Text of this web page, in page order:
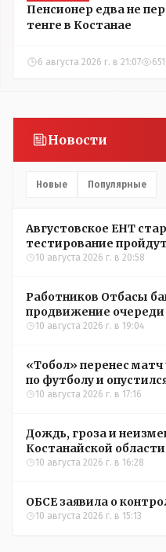
Пенсионер едва не
тенге в Костанае
6 августа 2026 г. в 21:07 651
Новости
Новые Популярные
Августовское ЕНТ
тестирование
10 августа 2026 г. в 20:58
Работников Отбасы
продвижение
документов
10 августа 2026 г. в 19:04
«Тобол» перенес
по футболу и
турнирной таблице
10 августа 2026 г. в 17:16
Дождь, гроза и
Костанайской области
10 августа 2026 г. в 16:28
ОБСЕ заявила о
10 августа 2026 г. в 15:13